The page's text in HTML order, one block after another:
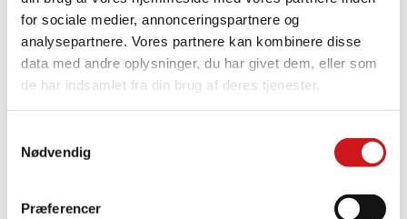
for sociale medier, annonceringspartnere og
analysepartnere. Vores partnere kan kombinere disse
data med andre oplysninger, du har givet dem, eller som
de har indsamlet fra din brug af deres tjenester.
Nødvendig
Præferencer
Flagstænger
Flag til flagstænger
Tilbehør
Erhverv